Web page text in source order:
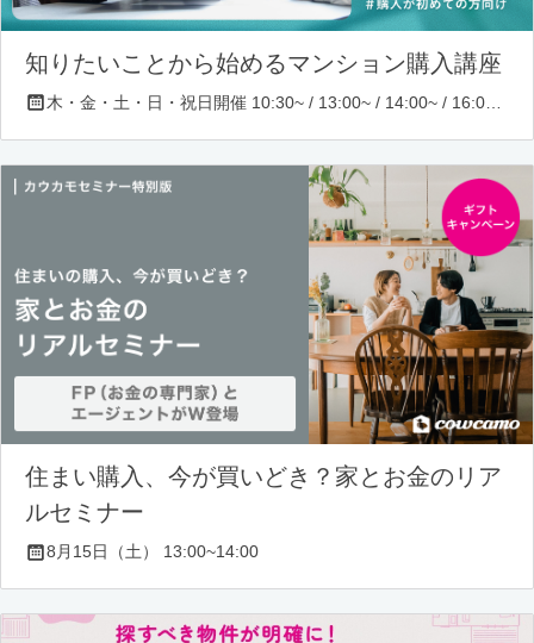
知りたいことから始めるマンション購入講座
住まい購入、今が買いどき？家とお金のリア
ルセミナー
8月15日（土） 13:00~14:00